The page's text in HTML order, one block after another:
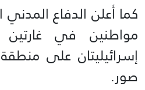
مواطنين في غارتين
إسرائيليتان على
صور.